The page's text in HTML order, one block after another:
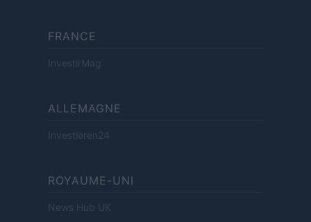
FRANCE
InvestirMag
ALLEMAGNE
Investieren24
ROYAUME-UNI
News Hub UK